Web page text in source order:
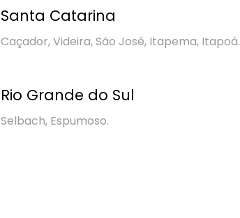
Santa Catarina
Caçador, Videira, São José, Itapema, Itapoá.
Rio Grande do Sul
Selbach, Espumoso.